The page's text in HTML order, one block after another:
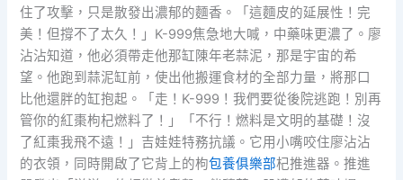
住了攻擊，只是散發出濃郁的麵香。「這麵皮的延展性！完
美！但撐不了太久！」K-999焦急地大喊，中藥味更濃了。廖
沾沾知道，他必須帶走他那缸陳年老蒜泥，那是宇宙的希
望。他跑到蒜泥缸前，使出他搬運食材的全部力量，將那口
比他還胖的缸抱起。「走！K-999！我們要從後院逃跑！別再
管你的紅棗枸杞燃料了！」「不行！燃料是文明的基礎！沒
了紅棗我飛不遠！」吉娃娃特務抗議。它用小嘴咬住廖沾沾
的衣領，同時開啟了它背上的枸包養俱樂部杞推進器。推進